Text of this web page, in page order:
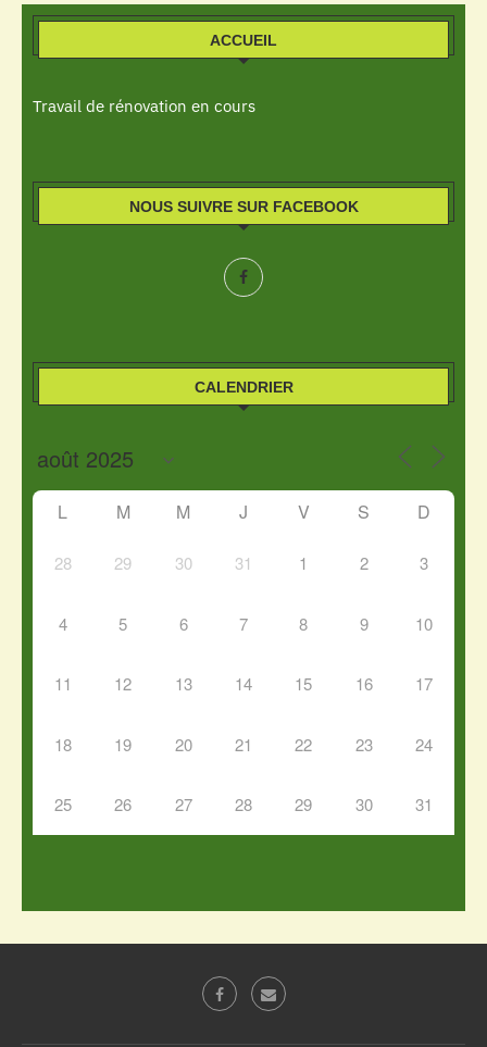
ACCUEIL
Travail de rénovation en cours
NOUS SUIVRE SUR FACEBOOK
CALENDRIER
L M M J V S D
28 29 30 31 1 2 3
4 5 6 7 8 9 10
11 12 13 14 15 16 17
18 19 20 21 22 23 24
25 26 27 28 29 30 31